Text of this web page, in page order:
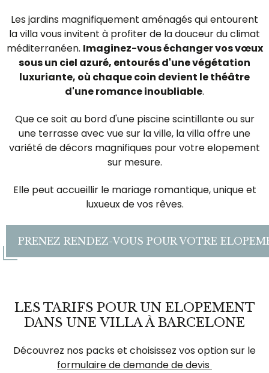
Les jardins magnifiquement aménagés qui entourent
la villa vous invitent à profiter de la douceur du climat
méditerranéen. Imaginez-vous échanger vos vœux
sous un ciel azuré, entourés d'une végétation
luxuriante, où chaque coin devient le théâtre
d'une romance inoubliable.
Que ce soit au bord d'une piscine scintillante ou sur
une terrasse avec vue sur la ville, la villa offre une
variété de décors magnifiques pour votre elopement
sur mesure.
Elle peut accueillir le mariage romantique, unique et
luxueux de vos rêves.
PRENEZ RENDEZ-VOUS POUR VOTRE
LES TARIFS POUR UN ELOPEMENT
DANS UNE VILLA À BARCELONE
Découvrez nos packs et choisissez vos option sur le
formulaire de demande de devis